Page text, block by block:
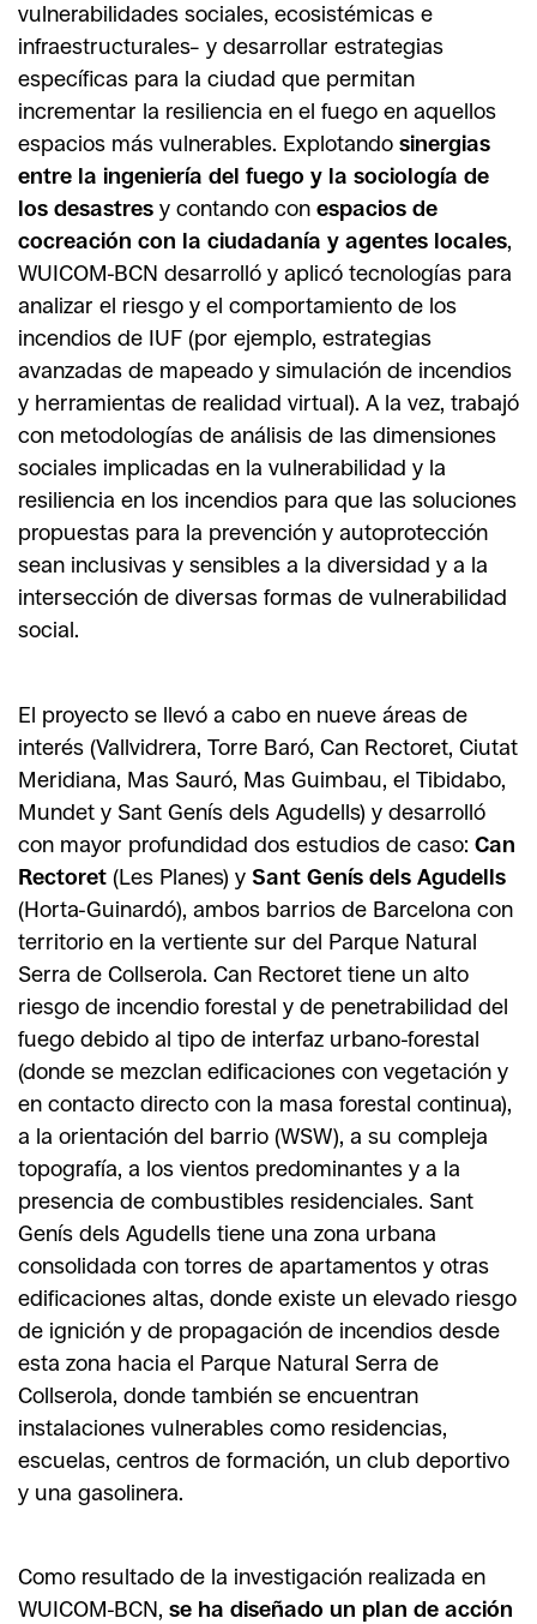
vulnerabilidades sociales, ecosistémicas e
infraestructurales– y desarrollar estrategias
específicas para la ciudad que permitan
incrementar la resiliencia en el fuego en aquellos
espacios más vulnerables. Explotando sinergias
entre la ingeniería del fuego y la sociología de
los desastres y contando con espacios de
cocreación con la ciudadanía y agentes locales,
WUICOM-BCN desarrolló y aplicó tecnologías para
analizar el riesgo y el comportamiento de los
incendios de IUF (por ejemplo, estrategias
avanzadas de mapeado y simulación de incendios
y herramientas de realidad virtual). A la vez, trabajó
con metodologías de análisis de las dimensiones
sociales implicadas en la vulnerabilidad y la
resiliencia en los incendios para que las soluciones
propuestas para la prevención y autoprotección
sean inclusivas y sensibles a la diversidad y a la
intersección de diversas formas de vulnerabilidad
social.
El proyecto se llevó a cabo en nueve áreas de
interés (Vallvidrera, Torre Baró, Can Rectoret, Ciutat
Meridiana, Mas Sauró, Mas Guimbau, el Tibidabo,
Mundet y Sant Genís dels Agudells) y desarrolló
con mayor profundidad dos estudios de caso: Can
Rectoret (Les Planes) y Sant Genís dels Agudells
(Horta-Guinardó), ambos barrios de Barcelona con
territorio en la vertiente sur del Parque Natural
Serra de Collserola. Can Rectoret tiene un alto
riesgo de incendio forestal y de penetrabilidad del
fuego debido al tipo de interfaz urbano-forestal
(donde se mezclan edificaciones con vegetación y
en contacto directo con la masa forestal continua),
a la orientación del barrio (WSW), a su compleja
topografía, a los vientos predominantes y a la
presencia de combustibles residenciales. Sant
Genís dels Agudells tiene una zona urbana
consolidada con torres de apartamentos y otras
edificaciones altas, donde existe un elevado riesgo
de ignición y de propagación de incendios desde
esta zona hacia el Parque Natural Serra de
Collserola, donde también se encuentran
instalaciones vulnerables como residencias,
escuelas, centros de formación, un club deportivo
y una gasolinera.
Como resultado de la investigación realizada en
WUICOM-BCN, se ha diseñado un plan de acción